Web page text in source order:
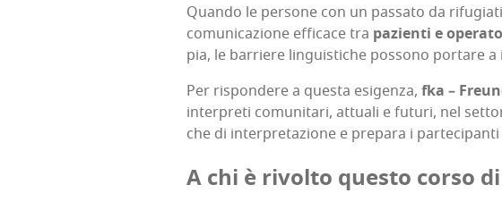
Quan­do le per­so­ne con un pas­sa­to da
comu­ni­ca­zio­ne effi­ca­ce tra pazien­ti e
pia, le bar­rie­re lin­gui­sti­che pos­so­no por­ta­re
Per rispon­de­re a que­sta esi­gen­za, fka –
inter­pre­ti comu­ni­ta­ri, attua­li e futu­ri, nel
che di inter­pre­ta­zio­ne e pre­pa­ra i
A chi è rivol­to que­sto cor­so